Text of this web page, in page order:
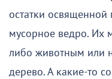
остатки
мусорное ведро. Их
либо животным или
дерево. А какие-то